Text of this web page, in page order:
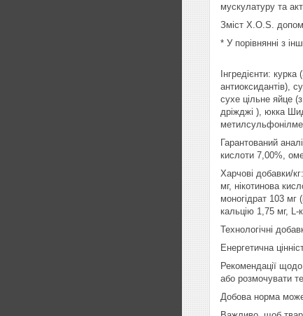
мускулатуру та
Зміст X.O.S.
* У порівнянні з
Інгредієнти:
антиоксидантів),
сухе цільне яйце
дріжджі ), юкка
Гарантований
кислоти 7,00%,
Харчові добавки/
мг, нікотинова
моногідрат 103 мг
кальцію 1,75 мг, L-
Технологічні
Енергетична
Рекомендації
або розмочувати
Добова норма може